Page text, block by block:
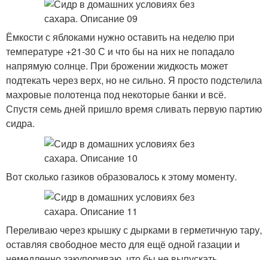
Ёмкости с яблоками нужно оставить на неделю при
температуре +21-30 С и что бы на них не попадало
напрямую солнце. При брожении жидкость может
подтекать через верх, но не сильно. Я просто подстелила
махровые полотенца под некоторые банки и всё.
Спустя семь дней пришло время сливать первую партию
сидра.
Вот сколько газиков образовалось к этому моменту.
Переливаю через крышку с дырками в герметичную тару,
оставляя свободное место для ещё одной газации и